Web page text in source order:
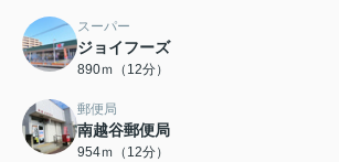
スーパー
ジョイフーズ
890ｍ（12分）
郵便局
南越谷郵便局
954ｍ（12分）